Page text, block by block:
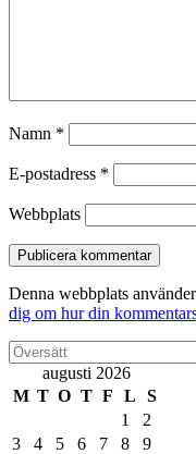
Namn *
E-postadress *
Webbplats
Denna webbplats
dig om hur din
augusti 2026
M T O T F L
S
1
2
3
4 5 6 7 8
9